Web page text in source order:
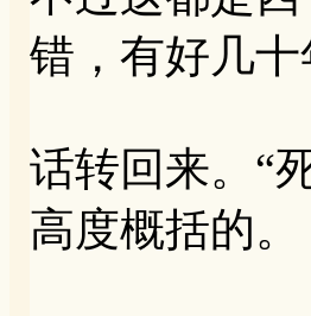
错，有好几
话转回来。“
高度概括的。